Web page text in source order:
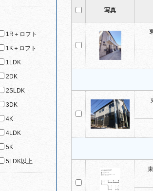
写真
1R＋ロフト
1K＋ロフト
1LDK
2DK
2SLDK
3DK
4K
4LDK
5K
5LDK以上